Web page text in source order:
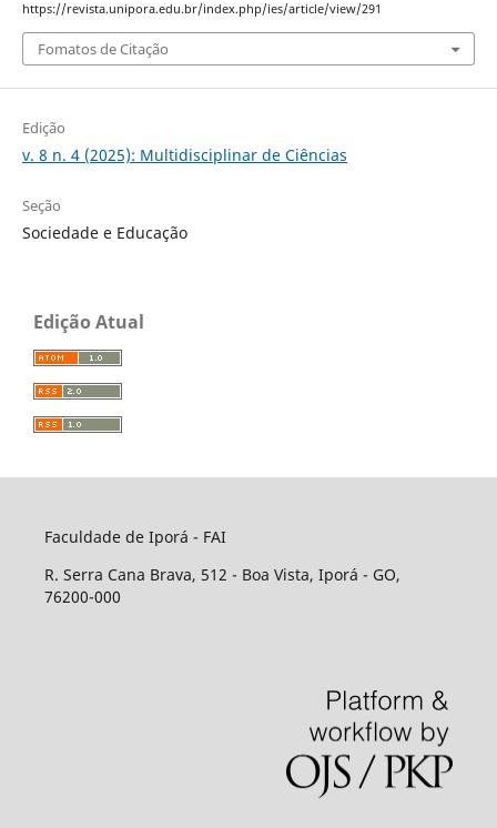
https://revista.unipora.edu.br/index.php/ies/article/view/291
Fomatos de Citação
Edição
v. 8 n. 4 (2025): Multidisciplinar de Ciências
Seção
Sociedade e Educação
Edição Atual
Faculdade de Iporá - FAI
R. Serra Cana Brava, 512 - Boa Vista, Iporá - GO,
76200-000